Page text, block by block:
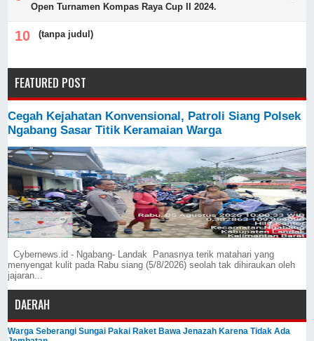
Open Turnamen Kompas Raya Cup II 2024.
(tanpa judul)
FEATURED POST
Cegah Kejahatan Konvensional, Patroli Siang Polsek
Ngabang Sasar Titik Keramaian Warga
Cybernews.id - Ngabang- Landak Panasnya terik matahari yang
menyengat kulit pada Rabu siang (5/8/2026) seolah tak dihiraukan oleh
jajaran...
DAERAH
Warga Seberangi Sungai Pakai Raket Bawa Jenazah Karena Tidak Ada